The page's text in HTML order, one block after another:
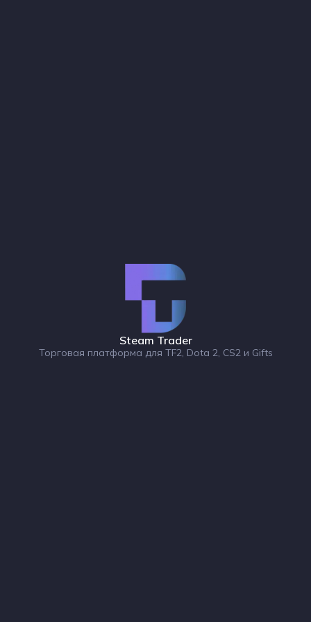
Steam Trader
Торговая платформа для TF2, Dota 2, CS2 и Gifts